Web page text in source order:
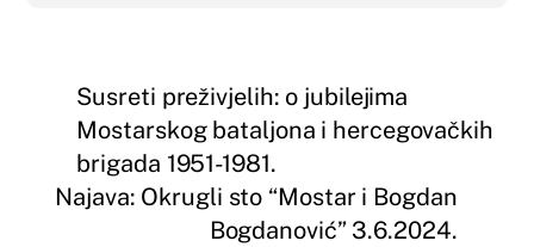
Susreti preživjelih: o jubilejima
Mostarskog bataljona i hercegovačkih
brigada 1951-1981.
Najava: Okrugli sto “Mostar i Bogdan
Bogdanović” 3.6.2024.